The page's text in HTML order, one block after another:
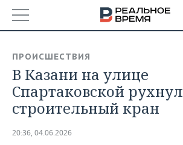
БАШКОРТОСТАН
ТАТАРСТАН
НОВОСТИ
АНАЛИТИКА
ПРОИСШЕСТВИЯ
В Казани на улице
Спартаковской рухнул
строительный кран
20:36, 04.06.2026